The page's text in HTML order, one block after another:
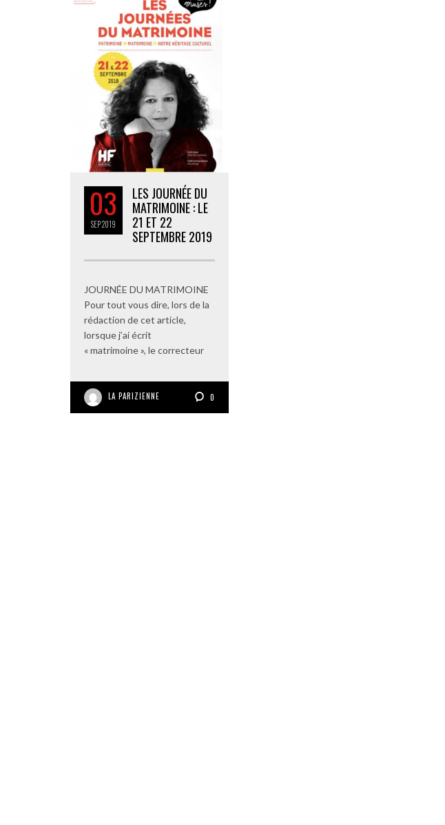
03
SEP2019
LES JOURNÉE DU
MATRIMOINE : LE
21 ET 22
SEPTEMBRE 2019
JOURNÉE DU MATRIMOINE
Pour tout vous dire, lors de la
rédaction de cet article,
lorsque j’ai écrit
« matrimoine », le correcteur
LA PARIZIENNE 0